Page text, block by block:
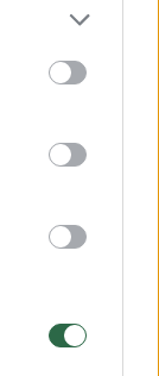
00:40:55